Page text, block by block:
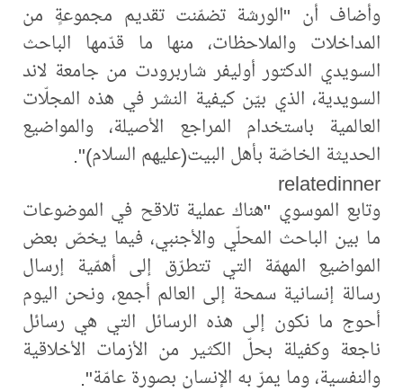
وأضاف أن "الورشة تضمّنت تقديم مجموعةٍ من
المداخلات والملاحظات، منها ما قدّمها الباحث
السويدي الدكتور أوليفر شاربرودت من جامعة لاند
السويدية، الذي بيّن كيفية النشر في هذه المجلّات
العالمية باستخدام المراجع الأصيلة، والمواضيع
الحديثة الخاصّة بأهل البيت(عليهم السلام)".
relatedinner
وتابع الموسوي "هناك عملية تلاقح في الموضوعات
ما بين الباحث المحلّي والأجنبي، فيما يخصّ بعض
المواضيع المهمّة التي تتطرّق إلى أهمّية إرسال
رسالة إنسانية سمحة إلى العالم أجمع، ونحن اليوم
أحوج ما نكون إلى هذه الرسائل التي هي رسائل
ناجعة وكفيلة بحلّ الكثير من الأزمات الأخلاقية
والنفسية، وما يمرّ به الإنسان بصورة عامّة".